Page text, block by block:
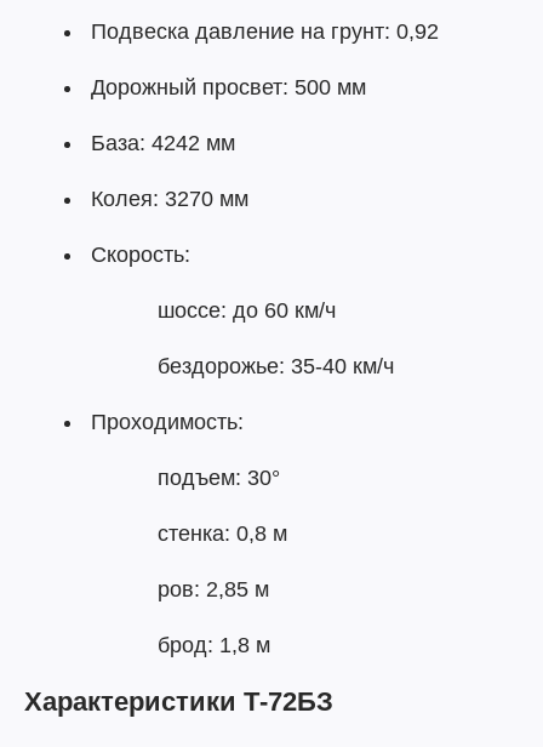
Подвеска давление на грунт: 0,92
Дорожный просвет: 500 мм
База: 4242 мм
Колея: 3270 мм
Скорость:
шоссе: до 60 км/ч
бездорожье: 35-40 км/ч
Проходимость:
подъем: 30°
стенка: 0,8 м
ров: 2,85 м
брод: 1,8 м
Характеристики Т-72БЗ